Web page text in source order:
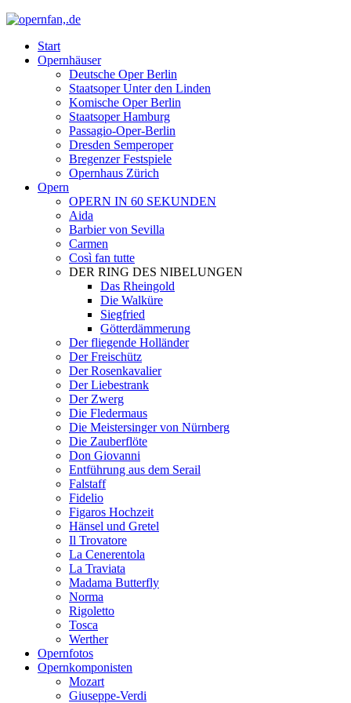
Start
Opernhäuser
Deutsche Oper Berlin
Staatsoper Unter den Linden
Komische Oper Berlin
Staatsoper Hamburg
Passagio-Oper-Berlin
Dresden Semperoper
Bregenzer Festspiele
Opernhaus Zürich
Opern
OPERN IN 60 SEKUNDEN
Aida
Barbier von Sevilla
Carmen
Così fan tutte
DER RING DES NIBELUNGEN
Das Rheingold
Die Walküre
Siegfried
Götterdämmerung
Der fliegende Holländer
Der Freischütz
Der Rosenkavalier
Der Liebestrank
Der Zwerg
Die Fledermaus
Die Meistersinger von Nürnberg
Die Zauberflöte
Don Giovanni
Entführung aus dem Serail
Falstaff
Fidelio
Figaros Hochzeit
Hänsel und Gretel
Il Trovatore
La Cenerentola
La Traviata
Madama Butterfly
Norma
Rigoletto
Tosca
Werther
Opernfotos
Opernkomponisten
Mozart
Giuseppe-Verdi